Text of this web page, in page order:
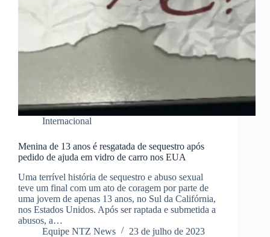
Internacional
Menina de 13 anos é resgatada de sequestro após
pedido de ajuda em vidro de carro nos EUA
Uma terrível história de sequestro e abuso sexual
teve um final com um ato de coragem por parte de
uma jovem de apenas 13 anos, no Sul da Califórnia,
nos Estados Unidos. Após ser raptada e submetida a
abusos, a…
Equipe NTZ News
23 de julho de 2023